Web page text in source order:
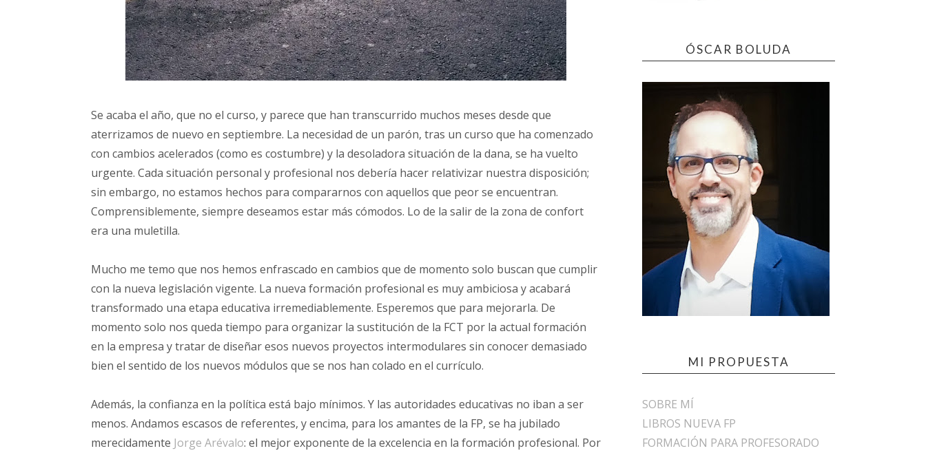
Se acaba el año, que no el curso, y parece que han transcurrido muchos meses desde que
aterrizamos de nuevo en septiembre. La necesidad de un parón, tras un curso que ha comenzado
con cambios acelerados (como es costumbre) y la desoladora situación de la dana, se ha vuelto
urgente. Cada situación personal y profesional nos debería hacer relativizar nuestra disposición;
sin embargo, no estamos hechos para compararnos con aquellos que peor se encuentran.
Comprensiblemente, siempre deseamos estar más cómodos. Lo de la salir de la zona de confort
era una muletilla.
Mucho me temo que nos hemos enfrascado en cambios que de momento solo buscan que cumplir
con la nueva legislación vigente. La nueva formación profesional es muy ambiciosa y acabará
transformado una etapa educativa irremediablemente. Esperemos que para mejorarla. De
momento solo nos queda tiempo para organizar la sustitución de la FCT por la actual formación
en la empresa y tratar de diseñar esos nuevos proyectos intermodulares sin conocer demasiado
bien el sentido de los nuevos módulos que se nos han colado en el currículo.
Además, la confianza en la política está bajo mínimos. Y las autoridades educativas no iban a ser
menos. Andamos escasos de referentes, y encima, para los amantes de la FP, se ha jubilado
merecidamente Jorge Arévalo: el mejor exponente de la excelencia en la formación profesional. Por
ÓSCAR BOLUDA
MI PROPUESTA
SOBRE MÍ
LIBROS NUEVA FP
FORMACIÓN PARA PROFESORADO